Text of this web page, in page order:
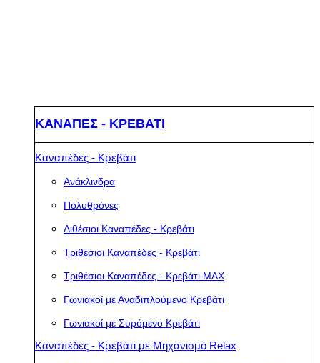
ΚΑΝΑΠΕΣ - ΚΡΕΒΑΤΙ
Καναπέδες - Κρεβάτι
Ανάκλινδρα
Πολυθρόνες
Διθέσιοι Καναπέδες - Κρεβάτι
Τριθέσιοι Καναπέδες - Κρεβάτι
Τριθέσιοι Καναπέδες - Κρεβάτι MAX
Γωνιακοί με Αναδιπλούμενο Κρεβάτι
Γωνιακοί με Συρόμενο Κρεβάτι
Καναπέδες - Κρεβάτι με Μηχανισμό Relax